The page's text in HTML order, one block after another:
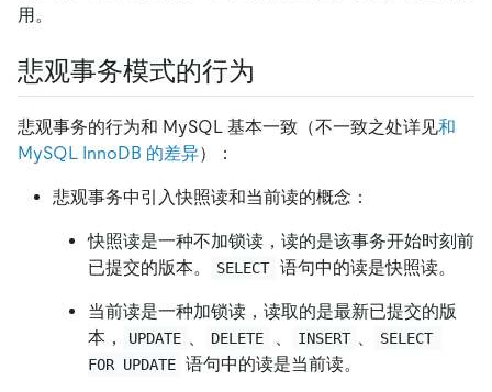
用。
悲观事务模式的行为
悲观事务的行为和 MySQL 基本一致（不一致之处详见和
MySQL InnoDB 的差异）：
悲观事务中引入快照读和当前读的概念：
快照读是一种不加锁读，读的是该事务开始时刻前
已提交的版本。
SELECT 语句中的读是快照读。
当前读是一种加锁读，读取的是最新已提交的版
本，
UPDATE 、 DELETE 、 INSERT 、
SELECT
FOR UPDATE 语句中的读是当前读。